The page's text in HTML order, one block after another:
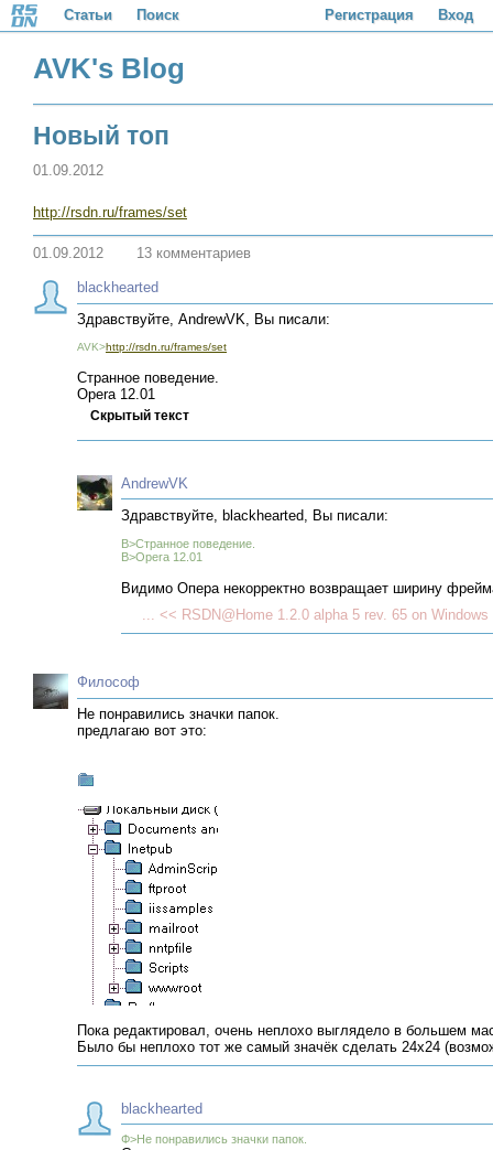
Статьи Поиск Регистрация Вход
AVK's Blog
Новый топ
01.09.2012
http://rsdn.ru/frames/set
01.09.2012 13 комментариев
blackhearted
Здравствуйте, AndrewVK, Вы писали:
AVK>http://rsdn.ru/frames/set
Странное поведение.
Opera 12.01
Скрытый текст
AndrewVK
Здравствуйте, blackhearted, Вы писали:
B>Странное поведение.
B>Opera 12.01
Видимо Опера некорректно возвращает ширину
... << RSDN@Home 1.2.0 alpha 5 rev. 65 on
Философ
Не понравились значки папок.
предлагаю вот это:
Пока редактировал, очень неплохо выглядело в большем
Было бы неплохо тот же самый значёк сделать 24х24
blackhearted
Ф>Не понравились значки папок.